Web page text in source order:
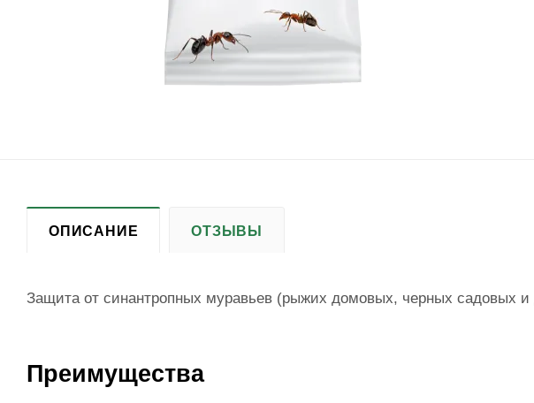
ОПИСАНИЕ ОТЗЫВЫ
Защита от синантропных муравьев (рыжих домовых, черных садовых и
Преимущества